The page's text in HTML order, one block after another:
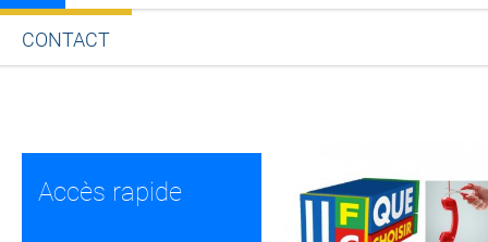
CONTACT
Accès rapide